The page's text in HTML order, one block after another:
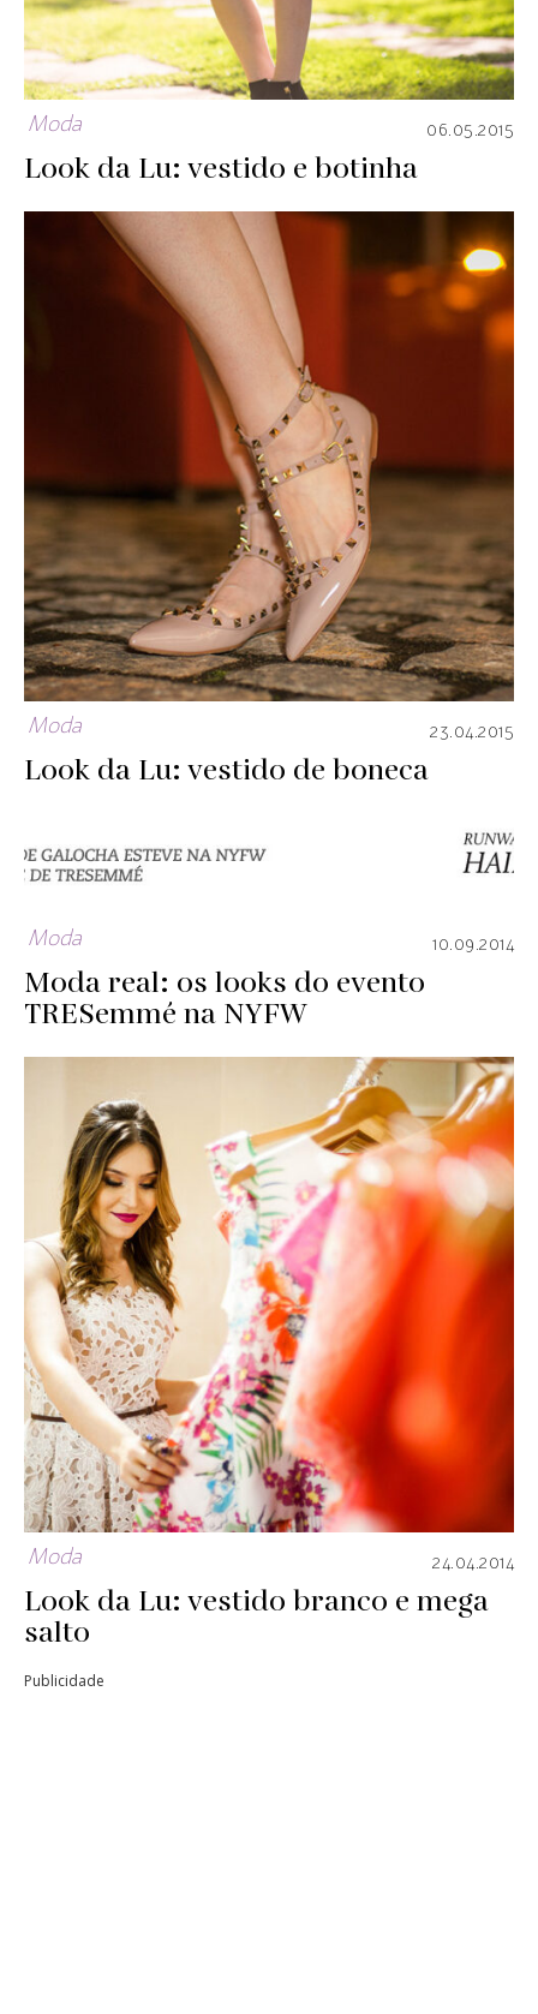
Moda 06.05.2015
Look da Lu: vestido e botinha
Moda 23.04.2015
Look da Lu: vestido de boneca
Moda 10.09.2014
Moda real: os looks do evento
TRESemmé na NYFW
Moda 24.04.2014
Look da Lu: vestido branco e mega
salto
Publicidade